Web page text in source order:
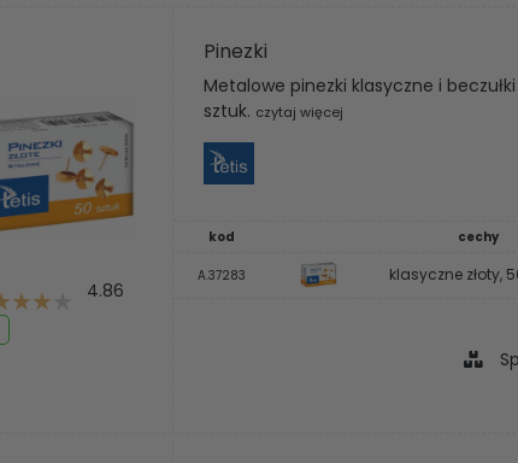
4.86
Pinezki
Metalowe pinezki klasyczne i
sztuk. czytaj więcej
kod cechy
A.37283 klasyczne złoty,